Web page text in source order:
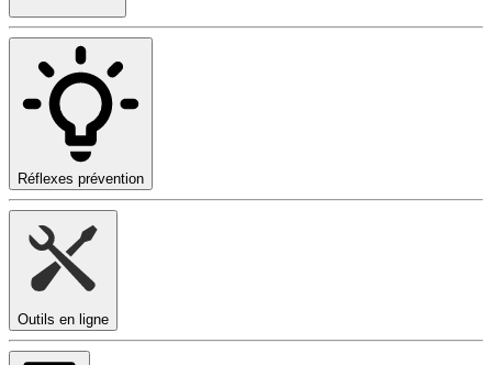
Réflexes prévention
Outils en ligne